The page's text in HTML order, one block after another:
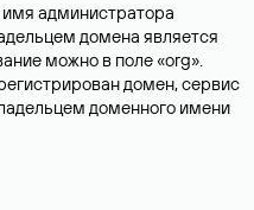
администратора
домена является
можно в поле «org».
домен, сервис
доменного имени